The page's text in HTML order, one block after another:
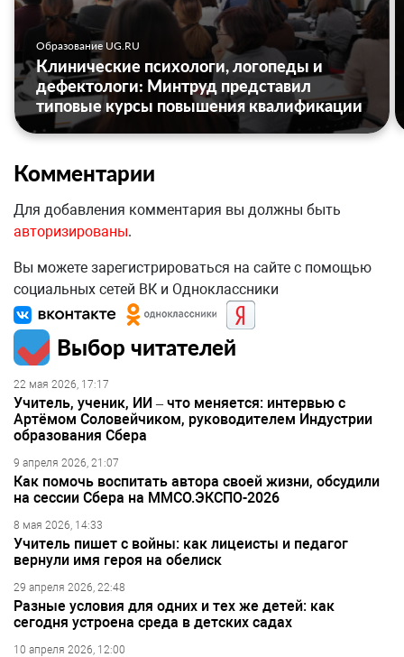
Образование UG.RU
Клинические психологи, логопеды и
дефектологи: Минтруд представил
типовые курсы повышения квалификации
Комментарии
Для добавления комментария вы должны быть
авторизированы.
Вы можете зарегистрироваться на сайте с помощью
социальных сетей ВК и Одноклассники
Выбор читателей
22 мая 2026, 17:17
Учитель, ученик, ИИ – что меняется: интервью с
Артёмом Соловейчиком, руководителем Индустрии
образования Сбера
9 апреля 2026, 21:07
Как помочь воспитать автора своей жизни, обсудили
на сессии Сбера на ММСО.ЭКСПО-2026
8 мая 2026, 14:33
Учитель пишет с войны: как лицеисты и педагог
вернули имя героя на обелиск
29 апреля 2026, 22:48
Разные условия для одних и тех же детей: как
сегодня устроена среда в детских садах
10 апреля 2026, 12:00